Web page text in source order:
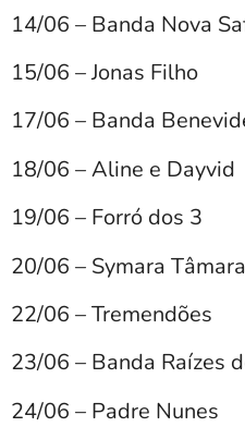
14/06 – Banda Nova
15/06 – Jonas Filho
17/06 – Banda
18/06 – Aline e Dayvid
19/06 – Forró dos 3
20/06 – Symara Tâmara
22/06 – Tremendões
23/06 – Banda Raízes
24/06 – Padre Nunes